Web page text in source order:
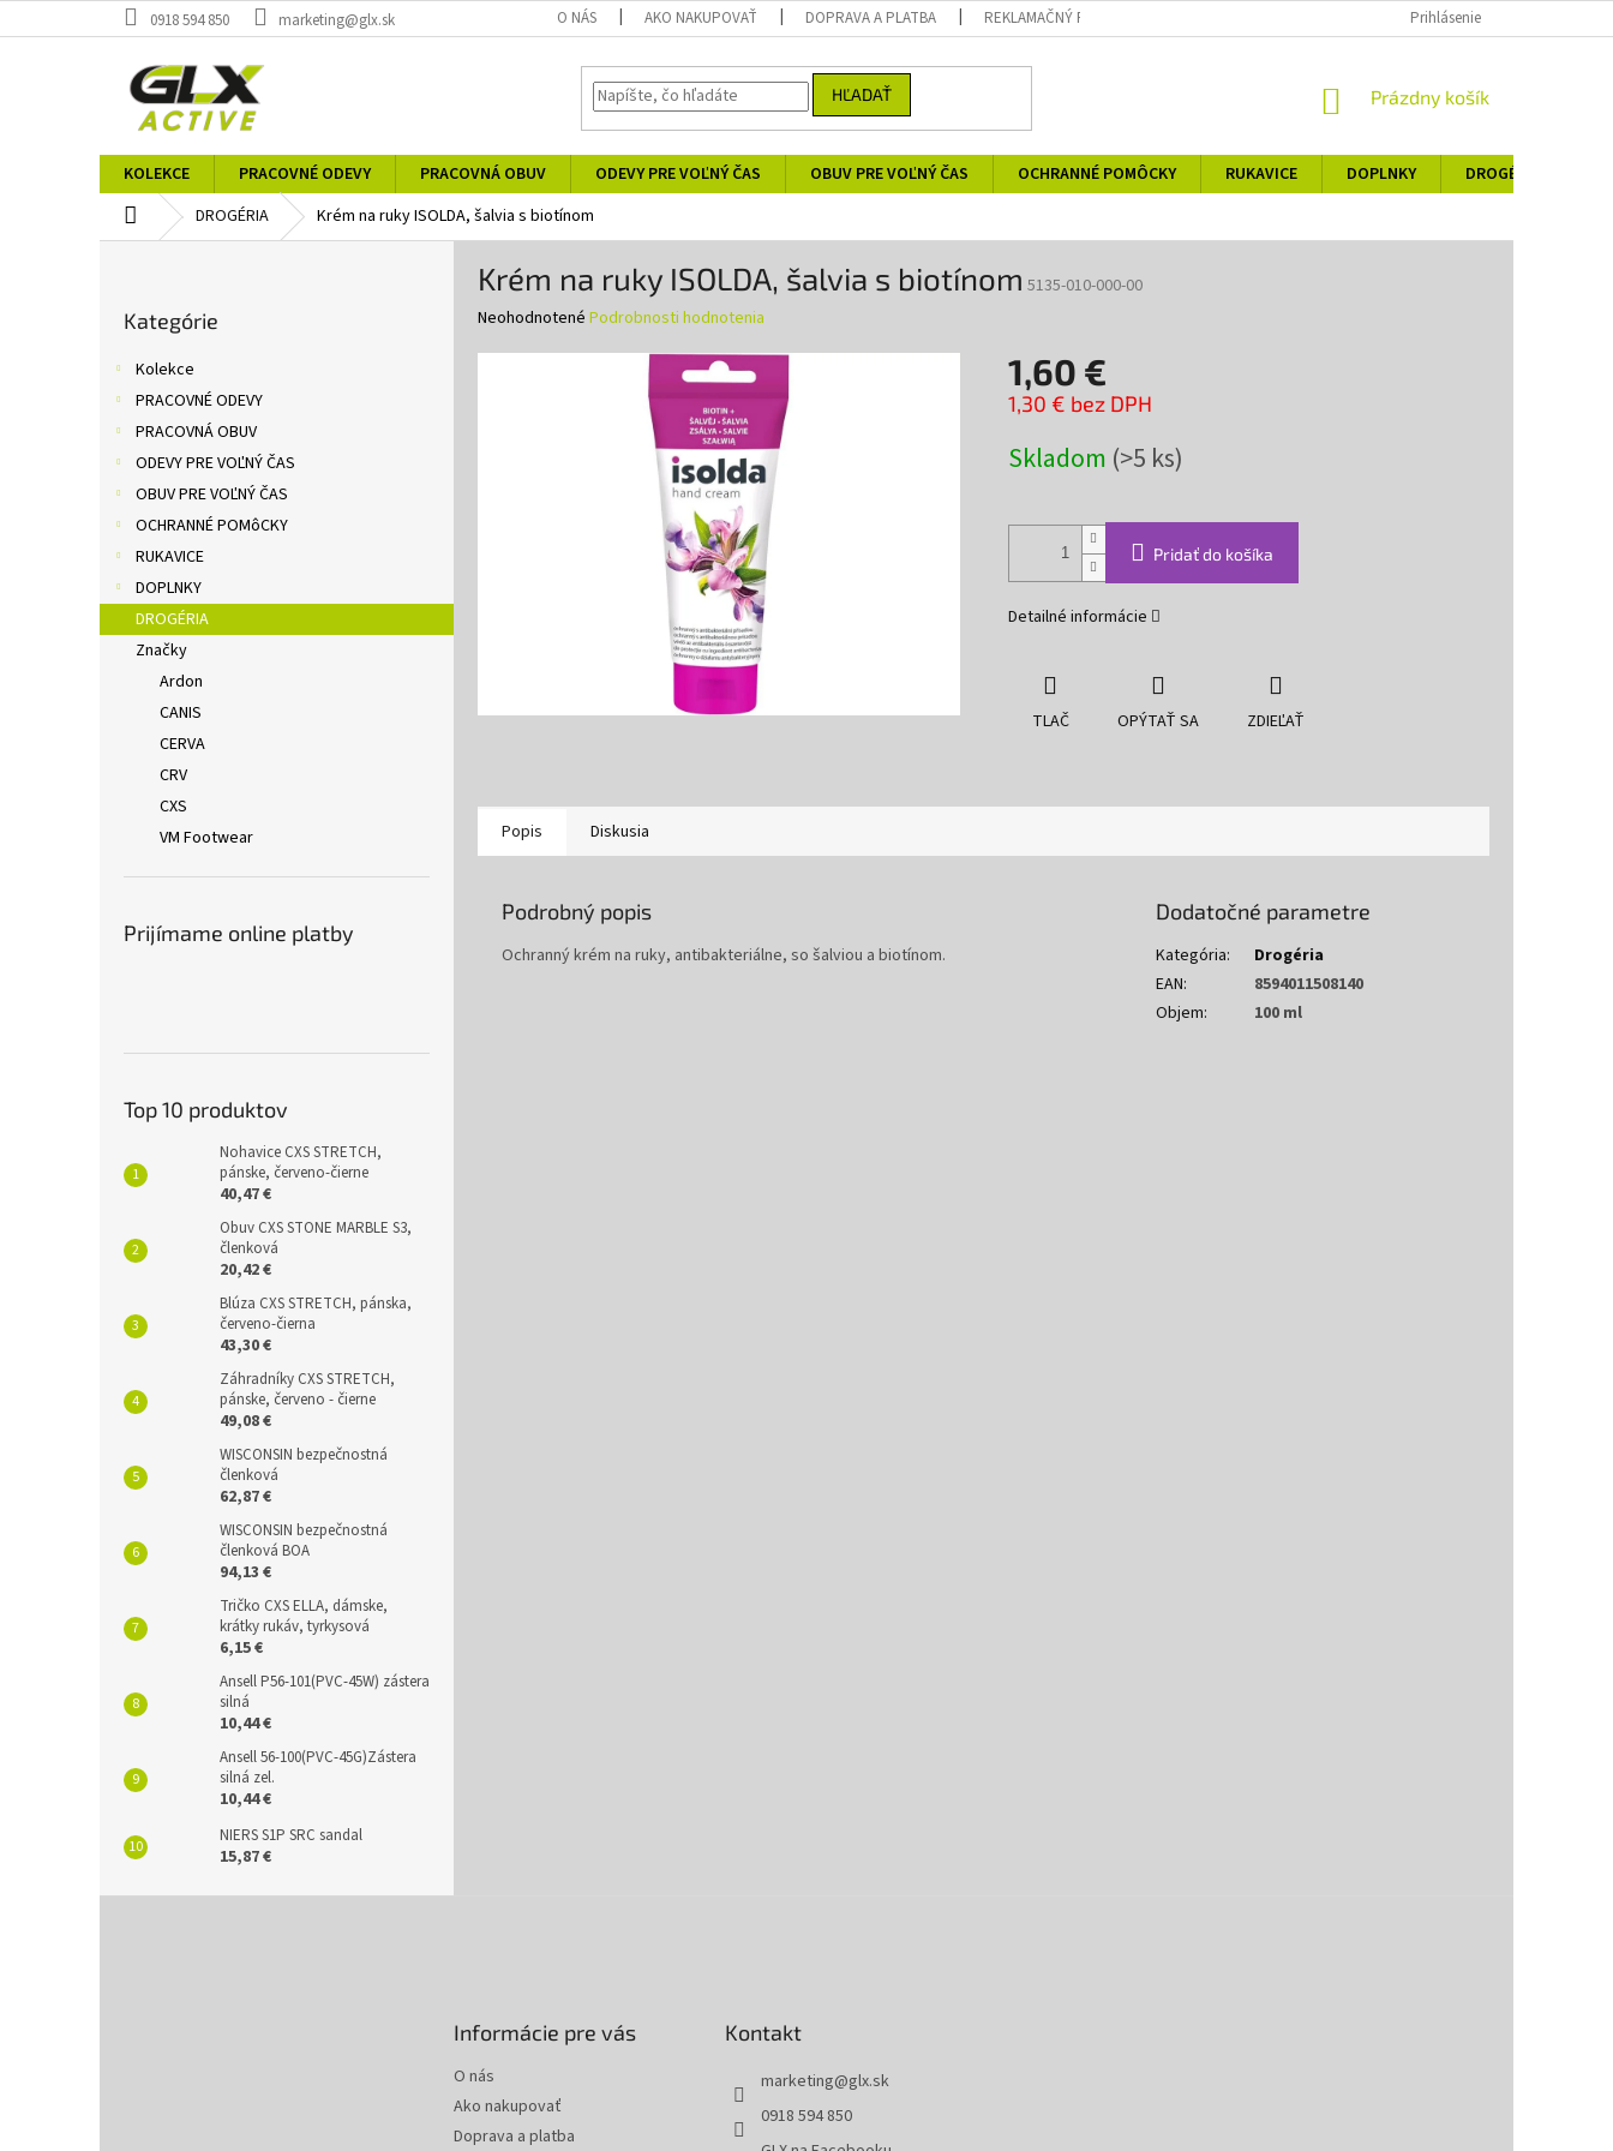
na
0918 594 850 marketing@glx.sk O NÁS AKO NAKUPOVAŤ DOPRAVA A PLATBA REKLAMAČNÝ PORIADOK PODMIENKY OCHRANY
Prihlásenie
HĽADAŤ
NÁKUPNÝ
Prázdny košík
KOLEKCE PRACOVNÉ ODEVY PRACOVNÁ OBUV ODEVY PRE VOĽNÝ ČAS OBUV PRE VOĽNÝ ČAS OCHRANNÉ POMÔCKY RUKAVICE DOPLNKY DROGÉRIA
DomovDROGÉRIA Krém na ruky ISOLDA, šalvia s biotínom
kategórie
Kategórie
Kolekce
PRACOVNÉ ODEVY
PRACOVNÁ OBUV
ODEVY PRE VOĽNÝ ČAS
OBUV PRE VOĽNÝ ČAS
OCHRANNÉ POMôCKY
RUKAVICE
DOPLNKY
DROGÉRIA
Značky
Ardon
CANIS
CERVA
CRV
CXS
VM Footwear
Prijímame online platby
Top 10 produktov
Nohavice CXS STRETCH,
pánske, červeno-čierne
40,47 €
Obuv CXS STONE MARBLE S3,
členková
20,42 €
Blúza CXS STRETCH, pánska,
červeno-čierna
43,30 €
Záhradníky CXS STRETCH,
pánske, červeno - čierne
49,08 €
WISCONSIN bezpečnostná
členková
62,87 €
WISCONSIN bezpečnostná
členková BOA
94,13 €
Tričko CXS ELLA, dámske,
krátky rukáv, tyrkysová
6,15 €
Ansell P56-101(PVC-45W) zástera
silná
10,44 €
Ansell 56-100(PVC-45G)Zástera
silná zel.
10,44 €
NIERS S1P SRC sandal
15,87 €
Krém na ruky ISOLDA, šalvia s biotínom 5135-010-000-00
Priemerné
Neohodnotené Podrobnosti hodnotenia
1,60 €
1,30 € bez DPH
cena:
Skladom (>5 ks)
Pridať do košíka
Detailné informácie
TLAČ OPÝTAŤ SA ZDIEĽAŤ
Popis Diskusia
Podrobný popis
Ochranný krém na ruky, antibakteriálne, so šalviou a biotínom.
Dodatočné parametre
Kategória:
Drogéria
EAN:
8594011508140
Objem: 100 ml
Informácie pre vás
O nás
Ako nakupovať
Doprava a platba
Kontakt
marketing@glx.sk
0918 594 850